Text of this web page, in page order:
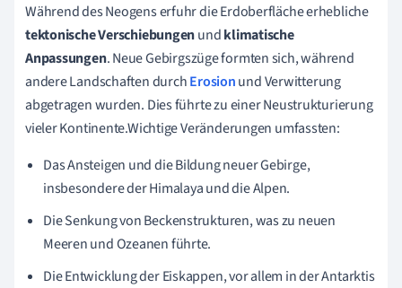
Während des Neogens erfuhr die Erdoberfläche erhebliche
tektonische Verschiebungenundklimatische
Anpassungen. Neue Gebirgszüge formten sich, während
andere Landschaften durchErosionund Verwitterung
abgetragen wurden. Dies führte zu einer Neustrukturierung
vieler Kontinente.Wichtige Veränderungen umfassten:
Das Ansteigen und die Bildung neuer Gebirge,
insbesondere der Himalaya und die Alpen.
Die Senkung von Beckenstrukturen, was zu neuen
Meeren und Ozeanen führte.
Die Entwicklung der Eiskappen, vor allem in der Antarktis